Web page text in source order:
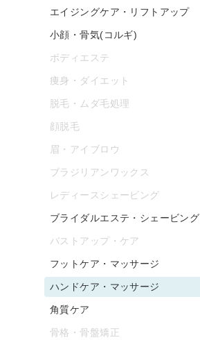
エイジングケア・リフトアップ
小顔・骨気(コルギ)
ボディエステ
痩身・ダイエット
脱毛・ムダ毛処理
顔脱毛
眉・アイブロウ
ブラジリアンワックス
レディースシェービング
ブライダルエステ・シェービング
バストアップ・ケア
フットケア・マッサージ
ハンドケア・マッサージ
角質ケア
骨格・骨盤矯正